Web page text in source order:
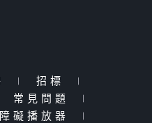
| 招標
|
常見問題
|
礙播放器 |